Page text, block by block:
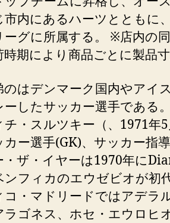
市内にあるハーツとともに
ーグに所属する。 ※店内の
時期により商品ごとに製品
のはデンマーク国内やアイ
ーしたサッカー選手である
チ・スルツキー（、1971年
カー選手(GK)、サッカー指
・ザ・イヤーは1970年に
ンフィカのエウゼビオが初
コ・マドリードではアデラ
ラゴネス、ホセ・エウロヒ